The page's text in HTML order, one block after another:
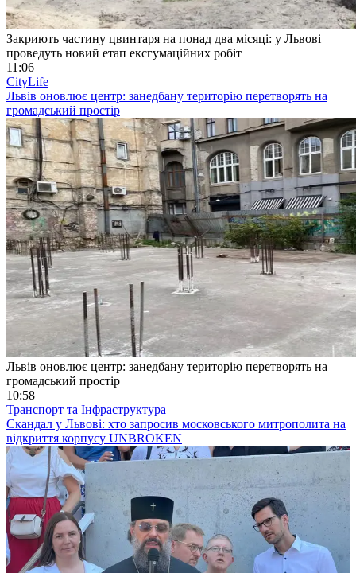
Закриють частину цвинтаря на понад два місяці: у Львові
проведуть новий етап ексгумаційних робіт
11:06
CityLife
Львів оновлює центр: занедбану територію перетворять на
громадський простір
Львів оновлює центр: занедбану територію перетворять на
громадський простір
10:58
Транспорт та Інфраструктура
Скандал у Львові: хто запросив московського митрополита на
відкриття корпусу UNBROKEN